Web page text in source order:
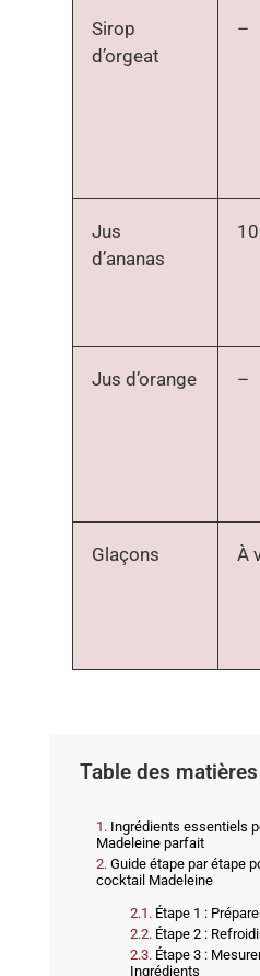
Sirop
d’orgeat
–
Jus
d’ananas
Jus d’orange –
Glaçons À
Table des matières
Ingrédients essentiels
Madeleine parfait
Guide étape par étape
cocktail Madeleine
Étape 1 :
Étape 2 :
Étape 3 :
Ingrédients